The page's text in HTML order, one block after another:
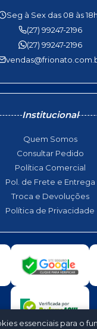
Seg à Sex das 08 às
(27) 99247-2196
(27) 99247-2196
Institucional
Quem Somos
Consultar Pedido
Política Comercial
Pol. de Frete e Entrega
Troca e Devoluções
Política de Privacidade
essenciais para o